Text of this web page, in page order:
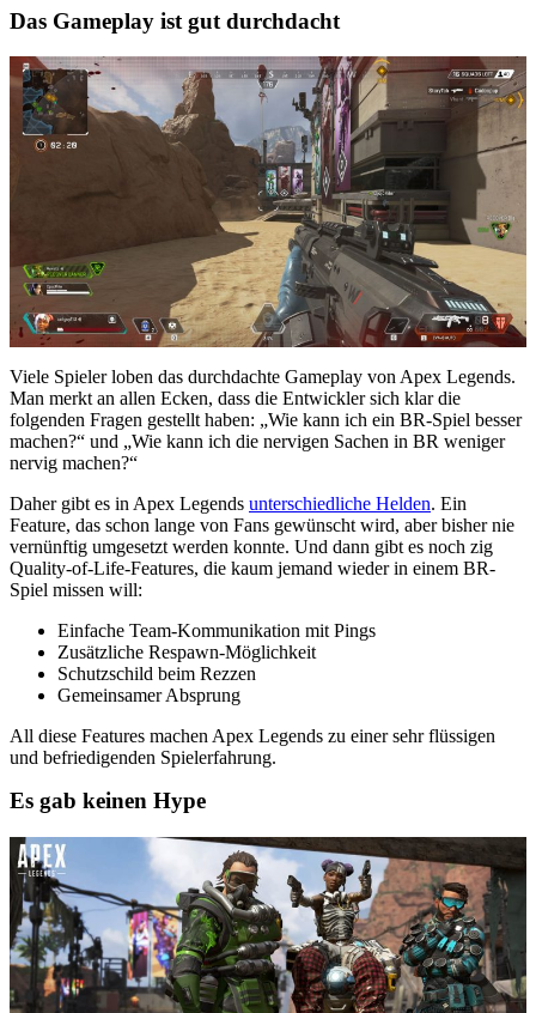
Das Gameplay ist gut durchdacht
Viele Spieler loben das durchdachte Gameplay von Apex Legends.
Man merkt an allen Ecken, dass die Entwickler sich klar die
folgenden Fragen gestellt haben: „Wie kann ich ein BR-Spiel besser
machen?“ und „Wie kann ich die nervigen Sachen in BR weniger
nervig machen?“
Daher gibt es in Apex Legends unterschiedliche Helden. Ein
Feature, das schon lange von Fans gewünscht wird, aber bisher nie
vernünftig umgesetzt werden konnte. Und dann gibt es noch zig
Quality-of-Life-Features, die kaum jemand wieder in einem BR-
Spiel missen will:
Einfache Team-Kommunikation mit Pings
Zusätzliche Respawn-Möglichkeit
Schutzschild beim Rezzen
Gemeinsamer Absprung
All diese Features machen Apex Legends zu einer sehr flüssigen
und befriedigenden Spielerfahrung.
Es gab keinen Hype